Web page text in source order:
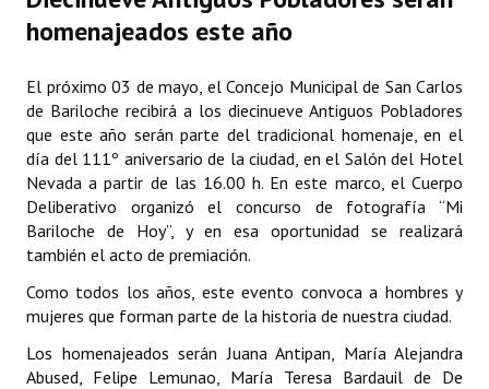
Comisiones Permanentes
Concejales Mandato Cumplido
Programas
LEGISLACIÓN
Constitución Nacional
Constitución Provincial
Reglamento Interno
homenajeados este año
El próximo 03 de mayo, el Concejo Municipal de San Carlos
de Bariloche recibirá a los diecinueve Antiguos Pobladores
que este año serán parte del tradicional homenaje, en el
día del 111º aniversario de la ciudad, en el Salón del Hotel
Nevada a partir de las 16.00 h. En este marco, el Cuerpo
Deliberativo organizó el concurso de fotografía “Mi
Bariloche de Hoy”, y en esa oportunidad se realizará
también el acto de premiación.
Como todos los años, este evento convoca a hombres y
mujeres que forman parte de la historia de nuestra ciudad.
Los homenajeados serán Juana Antipan, María Alejandra
Abused, Felipe Lemunao, María Teresa Bardauil de De